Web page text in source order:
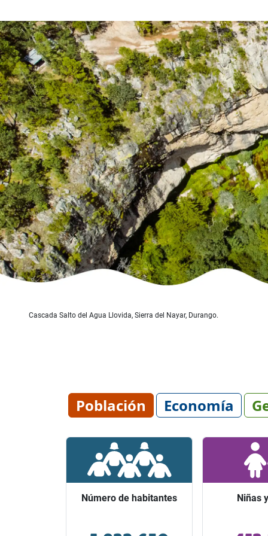
Cascada Salto del Agua Llovida, Sierra del Nayar, Durango.
Población Economía
Número de habitantes
Número de habitantes Niñas
Niñas